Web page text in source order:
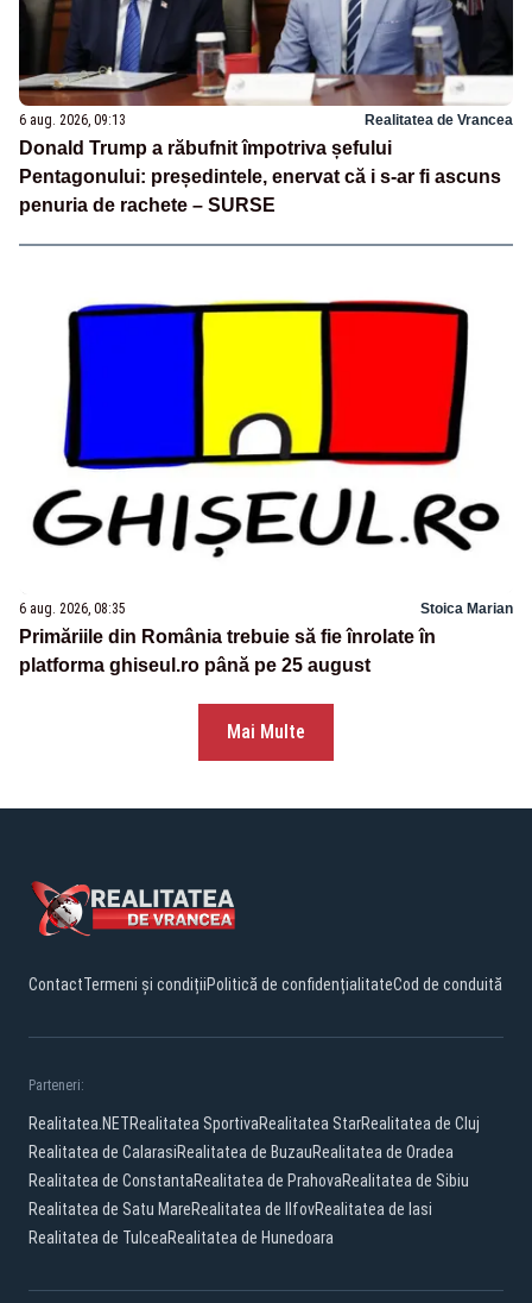
6 aug. 2026, 09:13 Realitatea de Vrancea
Donald Trump a răbufnit împotriva șefului
Pentagonului: președintele, enervat că i s-ar fi ascuns
penuria de rachete – SURSE
6 aug. 2026, 08:35 Stoica Marian
Primăriile din România trebuie să fie înrolate în
platforma ghiseul.ro până pe 25 august
Mai Multe
ContactTermeni și condițiiPolitică de confidențialitateCod de conduită
Parteneri:
Realitatea.NETRealitatea SportivaRealitatea StarRealitatea de Cluj
Realitatea de CalarasiRealitatea de BuzauRealitatea de Oradea
Realitatea de ConstantaRealitatea de PrahovaRealitatea de Sibiu
Realitatea de Satu MareRealitatea de IlfovRealitatea de Iasi
Realitatea de TulceaRealitatea de Hunedoara